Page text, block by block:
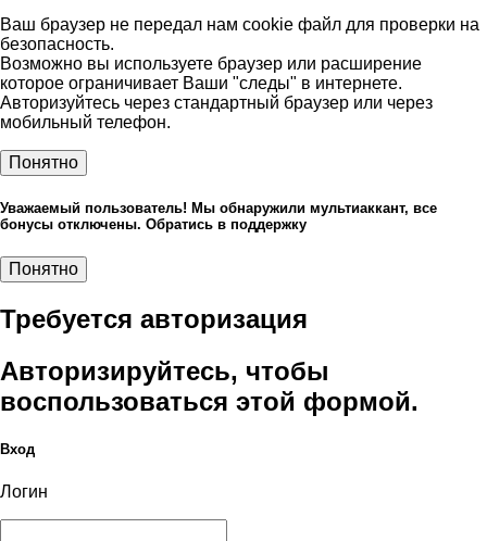
Ваш браузер не передал нам cookie файл для проверки на
безопасность.
Возможно вы используете браузер или расширение
которое ограничивает Ваши "следы" в интернете.
Авторизуйтесь через стандартный браузер или через
мобильный телефон.
Понятно
Уважаемый пользователь! Мы обнаружили мультиаккант, все
бонусы отключены. Обратись в поддержку
Понятно
Требуется авторизация
Авторизируйтесь, чтобы
воспользоваться этой формой.
Вход
Логин